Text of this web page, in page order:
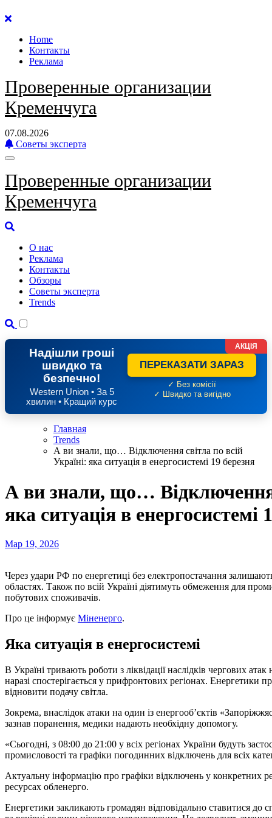
Перейти
содержанию
Home
Контакты
Реклама
Проверенные организации
Кременчуга
07.08.2026
Советы эксперта
Проверенные организации
Кременчуга
О нас
Реклама
Контакты
Обзоры
Советы эксперта
Trends
Надішли гроші
швидко та
безпечно!
Western Union • За 5
хвилин • Кращий курс
ПЕРЕКАЗАТИ ЗАРАЗ
✓ Без комісії
✓ Швидко та вигідно
АКЦІЯ
Главная
Trends
А ви знали, що… Відключення світла по всій
Україні: яка ситуація в енергосистемі 19 березня
А ви знали, що… Відключення
яка ситуація в енергосистемі
Мар 19, 2026
Через удари РФ по енергетиці без електропостачання залишаються споживачі у Запорізькій, Харківській та Сумській
областях. Також по всій Україні діятимуть обмеження для
побутових споживачів.
Про це інформує Міненерго.
Яка ситуація в енергосистемі
В Україні тривають роботи з ліквідації наслідків чергових
наразі спостерігається у прифронтових регіонах.
відновити подачу світла.
Зокрема, внаслідок атаки на один із енергооб’єктів
зазнав поранення, медики надають необхідну допомогу.
«Сьогодні, з 08:00 до 21:00 у всіх регіонах України будуть
промисловості та графіки погодинних відключень для всіх
Актуальну інформацію про графіки відключень у конкретних
ресурсах обленерго.
Енергетики закликають громадян відповідально ставитися до